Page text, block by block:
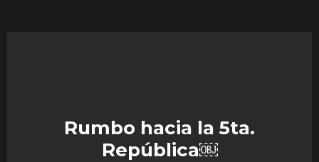
Rumbo hacia la 5ta.
República￼